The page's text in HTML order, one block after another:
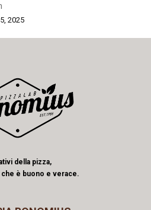
2025
della pizza,
che è buono e verace.